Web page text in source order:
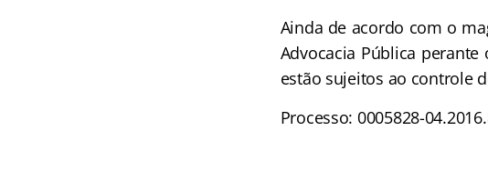
Ainda de acordo com o
Advocacia Pública
estão sujeitos ao controle
Processo: 0005828-